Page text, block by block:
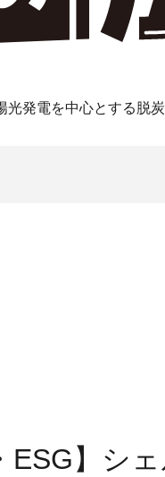
光発電を中心とする脱
ESG】シ